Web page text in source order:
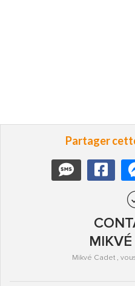
Partager
Mikvé Cadet ,